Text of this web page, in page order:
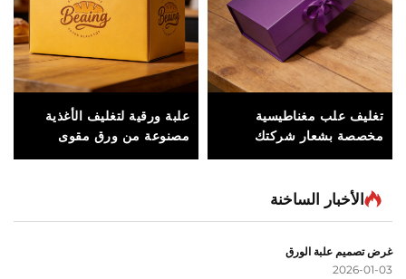
تغليف علب مغناطيسية
مخصصة بشعار شركتك
للهدايا المؤسسية والمواد
التجارية الجديدة
علبة ورقية لتغليف الأغذية
مصنوعة من ورق مقوى
مقاوم للدهون، لتعبئة
الأخبار الساخنة
غرض تصميم علبة الورق
2026-01-03